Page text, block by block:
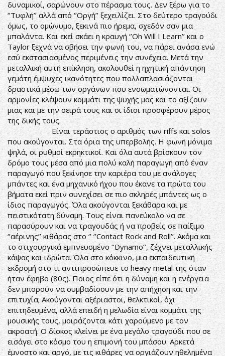
δυναμικοί, σαρώνουν στο πέρασμα τους. Δεν ξέρω για το
‘’Τυφλή’’ αλλά από ‘’Οργή’’ ξεχειλίζει. Στο δεύτερο τραγούδι
όμως, το ομώνυμο, ξεκινά πιο ήρεμα, σχεδόν σαν μια
μπαλάντα. Και εκεί σκάει η κραυγή ‘’Oh Will I Learn’’ και ο
Taylor ξεχνά να σβήσει την φωνή του, να πάρει ανάσα ενώ
εσύ εκστασιασμένος περιμένεις την συνέχεια. Μετά την
μεταλλική αυτή επίκληση, ακολουθεί η ηχητική απάντηση
γεμάτη έμψυχες ικανότητες που πολλαπλασιάζονται
δραστικά μέσω των οργάνων που ενσωματώνονται. Οι
αρμονίες κλέψουν κομμάτι της ψυχής μας και το αξίζουν
μιας και με την σειρά τους και οι ίδιοι προσφέρουν μέρος
της δικής τους.
Είναι τεράστιος ο αριθμός των riffs και solos
που ακούγονται. Στα όρια της υπερβολής. Η φωνή μόνιμα
ψηλά, οι ρυθμοί εκρηκτικοί. Και όλα αυτά βρίσκουν τον
δρόμο τους μέσα από μια πολύ καλή παραγωγή από έναν
παραγωγό που ξεκίνησε την καριέρα του με ανάλογες
μπάντες και ένα μηχανικό ήχου που έκανε τα πρώτα του
βήματα εκεί πριν συνεχίσει σε πιο σκληρές μπάντες ως ο
ίδιος παραγωγός. Όλα ακούγονται ξεκάθαρα και με
πειστικότατη δύναμη. Τους είναι πανεύκολο να σε
παρασύρουν και να τραγουδάς ή να προβείς σε παίξιμο
‘’αέρινης’’ κιθάρας στο ‘’ ‘’Contact Rock and Roll’’. Ακόμα και
το στιχουργικά εμπνευσμένο ‘’Dynamo’’, ζέχνει μεταλλικής
κάψας και ιδρώτα. Όλα στο κόκκινο, μια εκπαιδευτική
εκδρομή στο τι αντιπροσώπευε το heavy metal της όταν
ήταν έφηβο (80ς). Ποιος είπε ότι η δύναμη και η ενέργεια
δεν μπορούν να συμβαδίσουν με την απήχηση και την
επιτυχία; Ακούγονται αξέριαστοι, θελκτικοί, όχι
επιτηδευμένα, αλλά επειδή η μελωδία είναι κομμάτι της
μουσικής τους, μοιράζονται κάτι χαρούμενο με τον
ακροατή. Ο δίσκος κλείνει με ένα μεγάλο τραγούδι που σε
εισάγει στο κόσμο του η επιμονή του μπάσου. Αρκετά
έμνοστο και αργό, με τις κιθάρες να οργιάζουν ηθελημένα